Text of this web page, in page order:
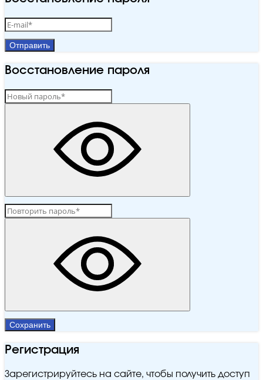
Отправить
Восстановление пароля
Сохранить
Регистрация
Зарегистрируйтесь на сайте, чтобы получить доступ